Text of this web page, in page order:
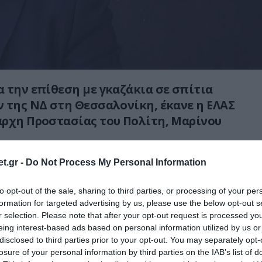
- Do Not Process My Personal Information
opt-out of the sale, sharing to third parties, or processing of your
for targeted advertising by us, please use the below opt-out
selection. Please note that after your opt-out request is processed
interest-based ads based on personal information utilized by us
to third parties prior to your opt-out. You may separately
of your personal information by third parties on the IAB’s list of
επίθεση με γκαζάκια σε σπίτια
της ΝΔ στη Θεσσαλονίκη, έκανε η ΕΛΑΣ
Προστασίας του Πολίτη, Μαρίνου
την τρομοκρατική επίθεση με
Θεσσαλονίκη.
συμπαράστασή μας στα θύματα της
ταχεία ανάρρωση στους τραυματισθέντες
των αστυνομικών ερευνών για να